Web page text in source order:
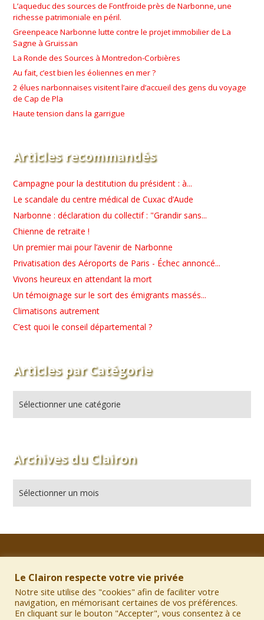
L’aqueduc des sources de Fontfroide près de Narbonne, une
richesse patrimoniale en péril.
Greenpeace Narbonne lutte contre le projet immobilier de La
Sagne à Gruissan
La Ronde des Sources à Montredon-Corbières
Au fait, c’est bien les éoliennes en mer ?
2 élues narbonnaises visitent l’aire d’accueil des gens du voyage
de Cap de Pla
Haute tension dans la garrigue
Articles recommandés
Campagne pour la destitution du président : à...
Le scandale du centre médical de Cuxac d’Aude
Narbonne : déclaration du collectif : "Grandir sans...
Chienne de retraite !
Un premier mai pour l’avenir de Narbonne
Privatisation des Aéroports de Paris - Échec annoncé...
Vivons heureux en attendant la mort
Un témoignage sur le sort des émigrants massés...
Climatisons autrement
C’est quoi le conseil départemental ?
Articles par Catégorie
Archives du Clairon
•Mentions légales
•Charte des Contributions
Le Clairon respecte votre vie privée
Notre site utilise des "cookies" afin de faciliter votre
navigation, en mémorisant certaines de vos préférences.
En cliquant sur le bouton "Accepter", vous consentez à ce